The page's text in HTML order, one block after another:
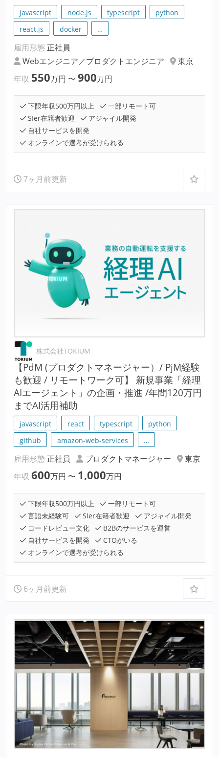
javascript node.js typescript
python
react.js
docker …
雇用形態 正社員
Webエンジニア／プロダクトエンジニア
東京
年収 550万円 〜 900万円
下限年収500万円以上
一部リモート可
SIer在籍者歓迎
アジャイル開発
自社サービスを開発
オンラインで選考が受けられる
7ヶ月前更新
株式会社TOKIUM
【PdM (プロダクトマネージャー）/ PjM経験
も歓迎 / リモートワーク可】 新規事業「経理
AIエージェント」の企画・推進 /年間120万円
までAI活用補助
javascript react typescript
python
github
amazon-web-services …
雇用形態 正社員 プロダクトマネージャー
東京
年収 600万円 〜 1,000万円
下限年収500万円以上
一部リモート可
言語未経験可
SIer在籍者歓迎
アジャイル開発
コードレビュー文化
B2Bのサービスを運営
自社サービスを開発
CTOがいる
オンラインで選考が受けられる
6ヶ月前更新